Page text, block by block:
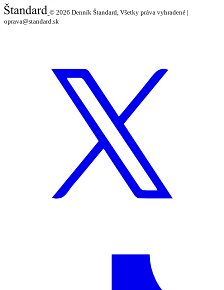
© 2026 Denník Štandard, Všetky práva vyhradené |
oprava@standard.sk